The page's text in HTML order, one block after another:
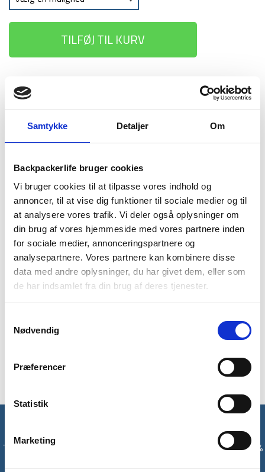
Samtykke Detaljer Om
Backpackerlife bruger cookies
Vi bruger cookies til at tilpasse vores indhold og
annoncer, til at vise dig funktioner til sociale medier og til
at analysere vores trafik. Vi deler også oplysninger om
din brug af vores hjemmeside med vores partnere inden
for sociale medier, annonceringspartnere og
analysepartnere. Vores partnere kan kombinere disse
data med andre oplysninger, du har givet dem, eller som
de har indsamlet fra din brug af deres tjenester.
Nødvendig
Præferencer
Statistik
Marketing
TILFØJ TIL KURV
100 dages
returret
BESKRIVELSE
YDERLIGERE INFORMATION
BRAND
FAQ
Lækker varm fleecetrøje fra skotske Highlander i modellen
Ember. Ember fleecen er perfekt som lag til at holde dig varm
under din jakke. Fleecetrøjen er lavet i et isolerende og meget
blødt fleece. Denne herremodel er lavet i en slim profil så
fleecetrøjen sidder behageligt som lag under din jakke.
polyester fleece. Fleecen har en frontlys på 1/4 af
til halsen for at sikre dig varmen udenfor.
Tilmeld dig vores nyhedsbrev og modtag med det samme en 10%